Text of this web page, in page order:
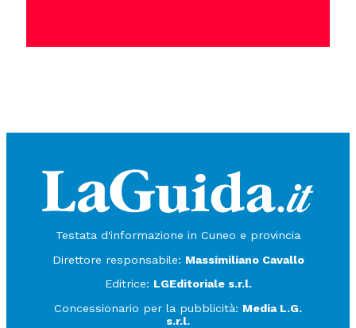
Testata d'informazione in Cuneo e provincia
Direttore responsabile: Massimiliano Cavallo
Editrice: LGEditoriale s.r.l.
Concessionario per la pubblicità: Media L.G.
s.r.l.